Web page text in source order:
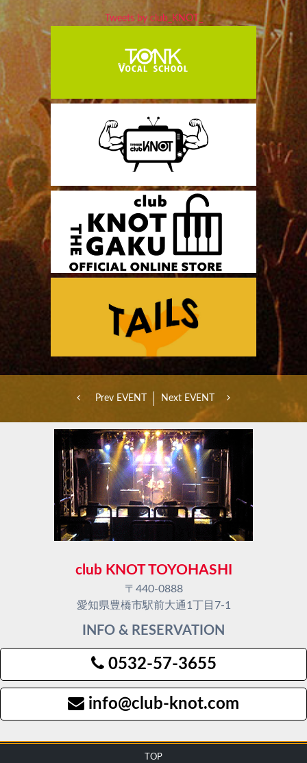
Tweets by club_KNOT_
Prev EVENT Next EVENT
club KNOT TOYOHASHI
〒440-0888
愛知県豊橋市駅前大通1丁目7-1
INFO & RESERVATION
0532-57-3655
info@club-knot.com
TOP